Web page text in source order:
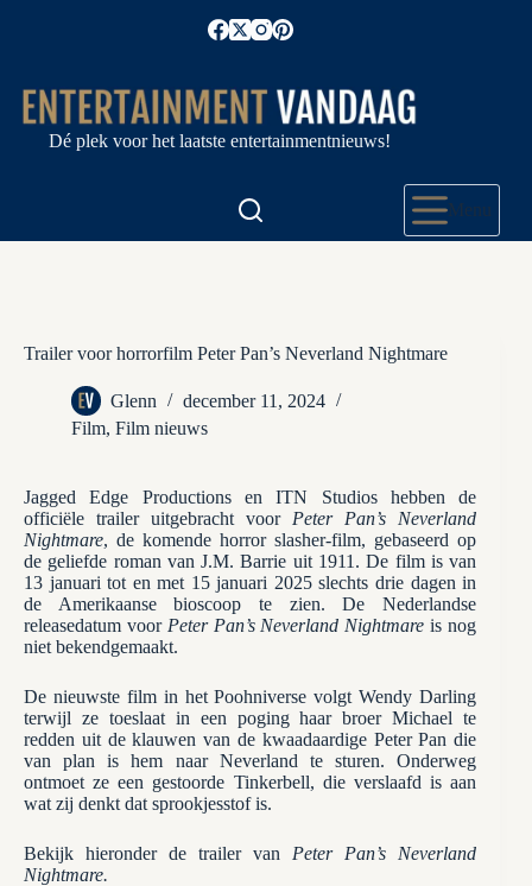
Dé plek voor het laatste entertainmentnieuws!
Menu
Trailer voor horrorfilm Peter Pan’s Neverland Nightmare
Glenn
december 11, 2024
Film, Film nieuws
Jagged Edge Productions en ITN Studios hebben de
officiële trailer uitgebracht voor Peter Pan’s Neverland
Nightmare, de komende horror slasher-film, gebaseerd op
de geliefde roman van J.M. Barrie uit 1911. De film is van
13 januari tot en met 15 januari 2025 slechts drie dagen in
de Amerikaanse bioscoop te zien. De Nederlandse
releasedatum voor Peter Pan’s Neverland Nightmare is nog
niet bekendgemaakt.
De nieuwste film in het Poohniverse volgt Wendy Darling
terwijl ze toeslaat in een poging haar broer Michael te
redden uit de klauwen van de kwaadaardige Peter Pan die
van plan is hem naar Neverland te sturen. Onderweg
ontmoet ze een gestoorde Tinkerbell, die verslaafd is aan
wat zij denkt dat sprookjesstof is.
Bekijk hieronder de trailer van Peter Pan’s Neverland
Nightmare.